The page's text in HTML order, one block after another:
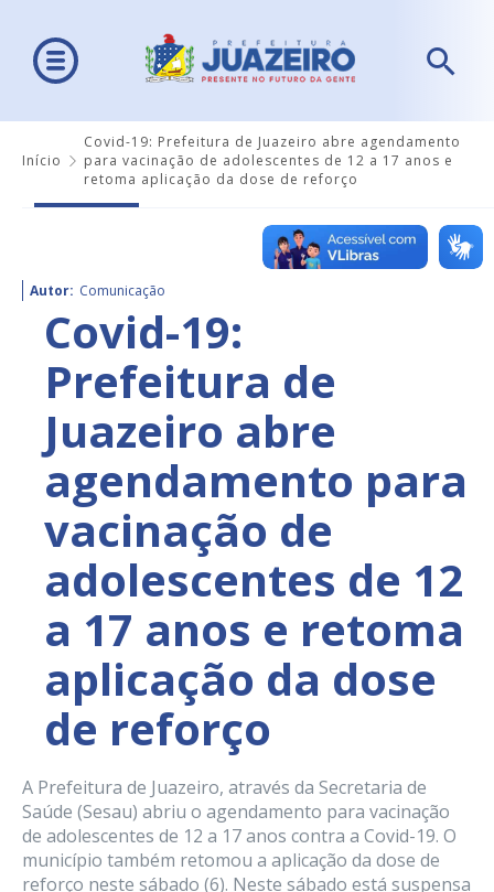
Início
Covid-19: Prefeitura de Juazeiro abre agendamento
para vacinação de adolescentes de 12 a 17 anos e
retoma aplicação da dose de reforço
Autor: Comunicação
Covid-19:
Prefeitura de
Juazeiro abre
agendamento para
vacinação de
adolescentes de 12
a 17 anos e retoma
aplicação da dose
de reforço
A Prefeitura de Juazeiro, através da Secretaria de
Saúde (Sesau) abriu o agendamento para vacinação
de adolescentes de 12 a 17 anos contra a Covid-19. O
município também retomou a aplicação da dose de
reforço neste sábado (6). Neste sábado está suspensa